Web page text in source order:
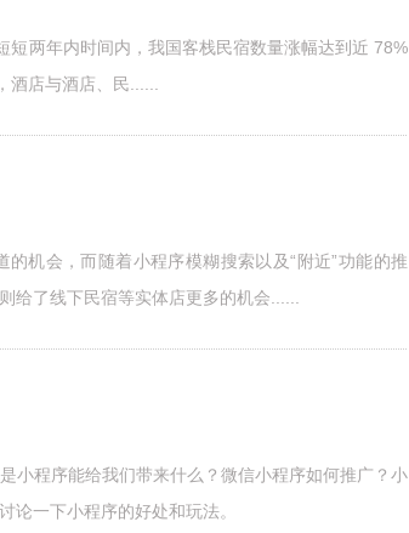
两年内时间内，我国客栈民宿数量涨幅达到近 78%
酒店与酒店、民......
机会，而随着小程序模糊搜索以及“附近”功能的推
给了线下民宿等实体店更多的机会......
小程序能给我们带来什么？微信小程序如何推广？小
论一下小程序的好处和玩法。